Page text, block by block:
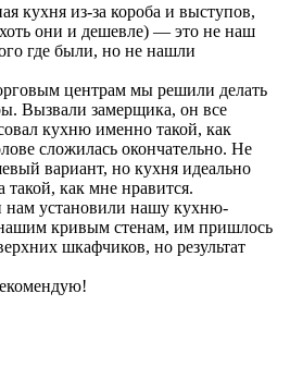
кухня из-за короба и выступов,
они и дешевле) — это не наш
где были, но не нашли
центрам мы решили делать
Вызвали замерщика, он все
кухню именно такой, как
сложилась окончательно. Не
вариант, но кухня идеально
такой, как мне нравится.
нам установили нашу кухню-
кривым стенам, им пришлось
шкафчиков, но результат